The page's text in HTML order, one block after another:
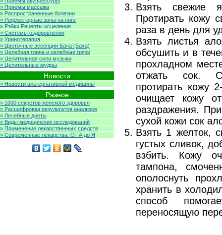
Взять свежие
Протирать кожу
раза в день для
Взять листья
обсушить и в
прохладном
отжать сок.
протирать кожу
очищает кожу
раздражения.
сухой кожи сок
Взять 1 желток,
густых сливок,
взбить. Кожу
тампона,
ополоснуть
хранить в
способ
переносящую
» Приемы массажа
» Распространенные болезни
» Рефлекторные зоны на ноге
» Рэйки.Рецепты исцеления
» Системы оздоровления
» Уринотерапия
» Цветочные эссенции Бача (Баха)
» Целебная глина и целебные грязи
» Целительная сила музыки
» Целительные мудры
Новости
» Новости альтернативной медицины
Разное
» 1000 секретов женского здоровья
» Расшифровка результатов анализов
» Лечебные диеты
» Виды медицинских исследований
» Применение лекарственных средств
» Современные лекарства. От А до Я